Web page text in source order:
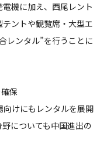
機に加え、西尾レント
ントや観覧席・大型エ
レンタル”を行うことに
保
けにもレンタルを展開
についても中国進出の